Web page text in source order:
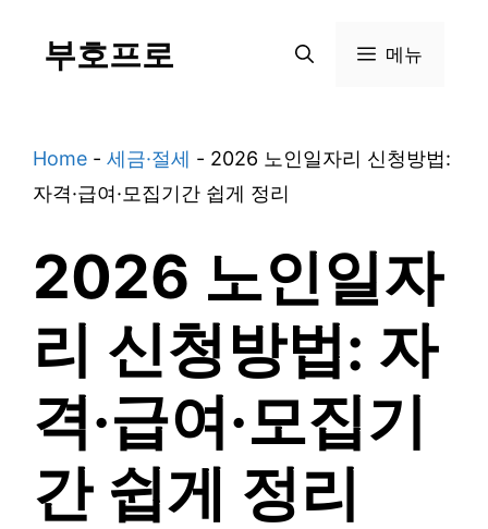
부호프로 메뉴
Home - 세금·절세 - 2026 노인일자리 신청방법:
자격·급여·모집기간 쉽게 정리
2026 노인일자
리 신청방법: 자
격·급여·모집기
간 쉽게 정리